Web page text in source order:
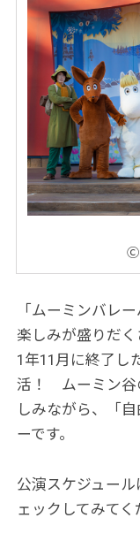
Ⓒ
「ムーミンバレ
楽しみが盛りだ
1年11月に終了し
活！ ムーミン谷
しみながら、「
ーです。
公演スケジュール
ェックしてみてく